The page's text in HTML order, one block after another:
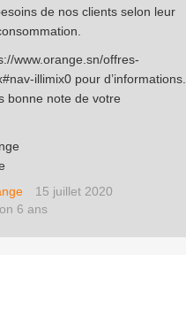
de nos clients selon leur
www.orange.sn/offres-
illimix0 pour d’informations.
bonne note de votre
15 juillet 2020
6 ans